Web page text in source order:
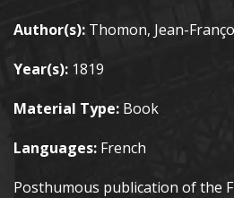
Author(s): Thomon, Jean-
Year(s): 1819
Material Type: Book
Languages: French
Posthumous publication of the